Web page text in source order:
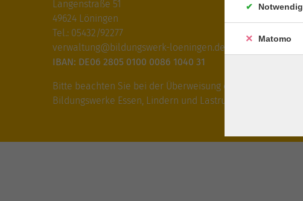
Langenstraße 51
49624 Löningen
Tel.: 05432/92277
verwaltung@bildungswerk-loeningen.de
IBAN: DE06 2805 0100 0086 1040 31
Bitte beachten Sie bei der Überweisung die IBAN für die
Bildungswerke Essen, Lindern und Lastrup!
Notwendig
Matomo